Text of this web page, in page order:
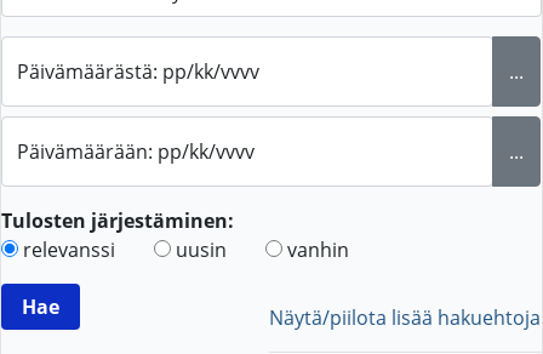
Päivämäärästä: pp/kk/vvvv ...
Päivämäärään: pp/kk/vvvv ...
Tulosten järjestäminen:
relevanssi
uusin vanhin
Näytä/piilota lisää hakuehtoja